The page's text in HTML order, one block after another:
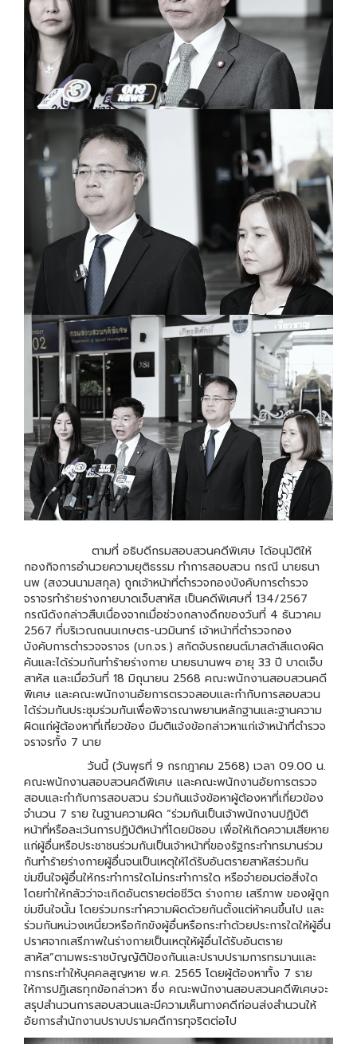
ตามที่ อธิบดีกรมสอบสวนคดีพิเศษ ได้อนุมัติให้
กองกิจการอำนวยความยุติธรรม ทำการสอบสวน กรณี นายธนา
นพ (สงวนนามสกุล) ถูกเจ้าหน้าที่ตำรวจกองบังคับการตำรวจ
จราจรทำร้ายร่างกายบาดเจ็บสาหัส เป็นคดีพิเศษที่ 134/2567
กรณีดังกล่าวสืบเนื่องจากเมื่อช่วงกลางดึกของวันที่ 4 ธันวาคม
2567 ที่บริเวณถนนเกษตร-นวมินทร์ เจ้าหน้าที่ตำรวจกอง
บังคับการตำรวจจราจร (บก.จร.) สกัดจับรถยนต์มาสด้าสีแดงผิด
คันและได้ร่วมกันทำร้ายร่างกาย นายธนานพฯ อายุ 33 ปี บาดเจ็บ
สาหัส และเมื่อวันที่ 18 มิถุนายน 2568 คณะพนักงานสอบสวนคดี
พิเศษ และคณะพนักงานอัยการตรวจสอบและกำกับการสอบสวน
ได้ร่วมกันประชุมร่วมกันเพื่อพิจารณาพยานหลักฐานและฐานความ
ผิดแก่ผู้ต้องหาที่เกี่ยวข้อง มีมติแจ้งข้อกล่าวหาแก่เจ้าหน้าที่ตำรวจ
จราจรทั้ง 7 นาย
วันนี้ (วันพุธที่ 9 กรกฎาคม 2568) เวลา 09.00 น.
คณะพนักงานสอบสวนคดีพิเศษ และคณะพนักงานอัยการตรวจ
สอบและกำกับการสอบสวน ร่วมกันแจ้งข้อหาผู้ต้องหาที่เกี่ยวข้อง
จำนวน 7 ราย ในฐานความผิด “ร่วมกันเป็นเจ้าพนักงานปฏิบัติ
หน้าที่หรือละเว้นการปฏิบัติหน้าที่โดยมิชอบ เพื่อให้เกิดความเสียหาย
แก่ผู้อื่นหรือประชาชนร่วมกันเป็นเจ้าหน้าที่ของรัฐกระทำทรมานร่วม
กันทำร้ายร่างกายผู้อื่นจนเป็นเหตุให้ได้รับอันตรายสาหัสร่วมกัน
ข่มขืนใจผู้อื่นให้กระทำการใดไม่กระทำการใด หรือจำยอมต่อสิ่งใด
โดยทำให้กลัวว่าจะเกิดอันตรายต่อชีวิต ร่างกาย เสรีภาพ ของผู้ถูก
ข่มขืนใจนั้น โดยร่วมกระทำความผิดด้วยกันตั้งแต่ห้าคนขึ้นไป และ
ร่วมกันหน่วงเหนี่ยวหรือกักขังผู้อื่นหรือกระทำด้วยประการใดให้ผู้อื่น
ปราศจากเสรีภาพในร่างกายเป็นเหตุให้ผู้อื่นได้รับอันตราย
สาหัส”ตามพระราชบัญญัติป้องกันและปราบปรามการทรมานและ
การกระทำให้บุคคลสูญหาย พ.ศ. 2565 โดยผู้ต้องหาทั้ง 7 ราย
ให้การปฏิเสธทุกข้อกล่าวหา ซึ่ง คณะพนักงานสอบสวนคดีพิเศษจะ
สรุปสำนวนการสอบสวนและมีความเห็นทางคดีก่อนส่งสำนวนให้
อัยการสำนักงานปราบปรามคดีการทุจริตต่อไป